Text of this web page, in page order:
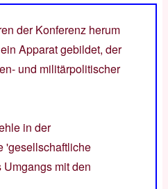
der Konferenz herum
Apparat gebildet, der
und militärpolitischer
in der
'gesellschaftliche
mit den